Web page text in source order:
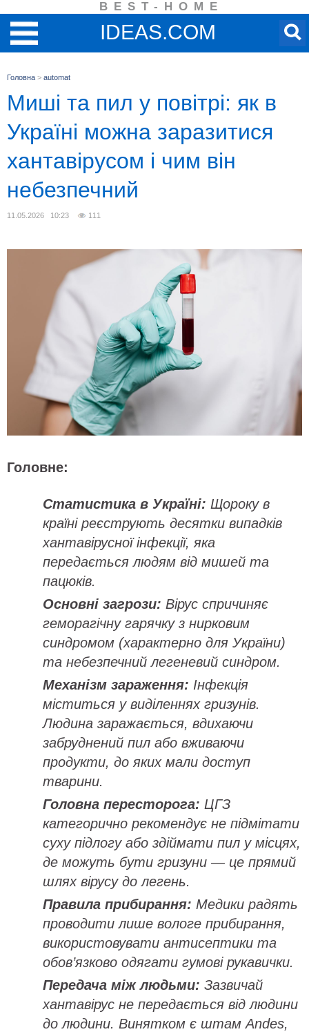
BEST-HOME
IDEAS.COM
Головна > automat
Миші та пил у повітрі: як в
Україні можна заразитися
хантавірусом і чим він
небезпечний
11.05.2026 10:23 111
Головне:
Статистика в Україні: Щороку в
країні реєструють десятки випадків
хантавірусної інфекції, яка
передається людям від мишей та
пацюків.
Основні загрози: Вірус спричиняє
геморагічну гарячку з нирковим
синдромом (характерно для України)
та небезпечний легеневий синдром.
Механізм зараження: Інфекція
міститься у виділеннях гризунів.
Людина заражається, вдихаючи
забруднений пил або вживаючи
продукти, до яких мали доступ
тварини.
Головна пересторога: ЦГЗ
категорично рекомендує не підмітати
суху підлогу або здіймати пил у місцях,
де можуть бути гризуни — це прямий
шлях вірусу до легень.
Правила прибирання: Медики радять
проводити лише вологе прибирання,
використовувати антисептики та
обов’язково одягати гумові рукавички.
Передача між людьми: Зазвичай
хантавірус не передається від людини
до людини. Винятком є штам Andes,